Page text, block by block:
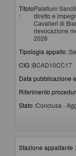
Titolo
:
Palatium
diretto e
Cavalieri di
rievocazione
2026
Tipologia appalto :
CIG :BCAD10CC17
Data pubblicazione
Riferimento
Stato :Conclusa -
Stazione appaltante :